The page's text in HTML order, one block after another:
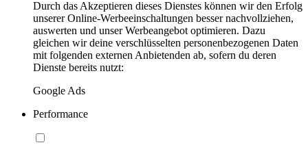
Durch das Akzeptieren dieses Dienstes können wir den Erfolg
unserer Online-Werbeeinschaltungen besser nachvollziehen,
auswerten und unser Werbeangebot optimieren. Dazu
gleichen wir deine verschlüsselten personenbezogenen Daten
mit folgenden externen Anbietenden ab, sofern du deren
Dienste bereits nutzt:
Google Ads
Performance